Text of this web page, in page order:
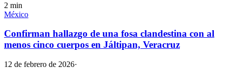
2 min
México
Confirman hallazgo de una fosa clandestina con al
menos cinco cuerpos en Jáltipan, Veracruz
12 de febrero de 2026·